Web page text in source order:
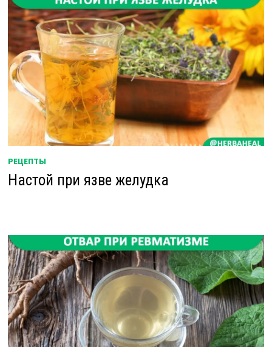
РЕЦЕПТЫ
Настой при язве желудка